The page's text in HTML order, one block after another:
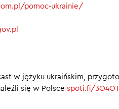
pomoc-ukrainie/
w języku ukraińskim,
się w Polsce spoti.fi/